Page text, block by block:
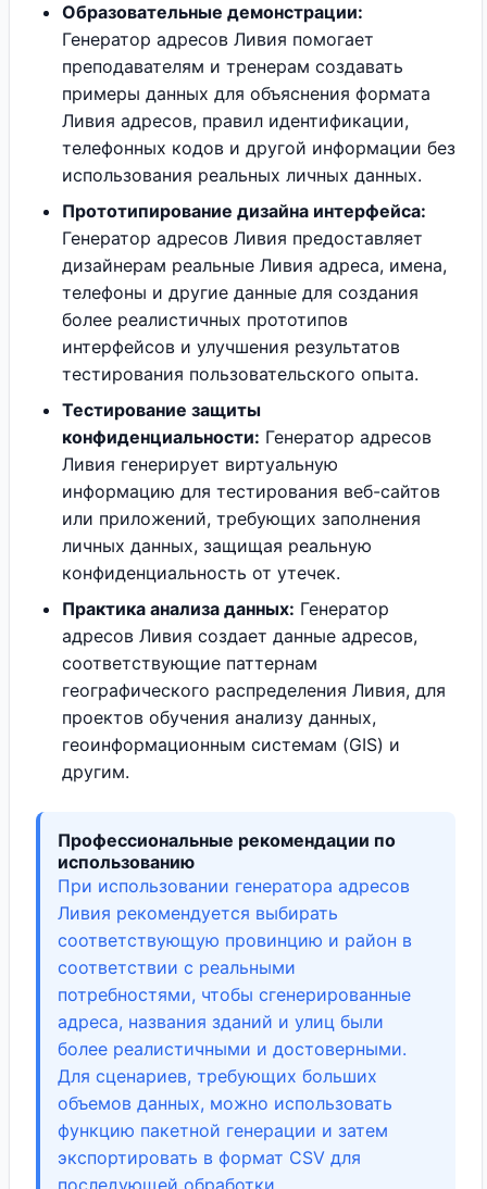
Образовательные демонстрации:
Генератор адресов Ливия помогает
преподавателям и тренерам создавать
примеры данных для объяснения формата
Ливия адресов, правил идентификации,
телефонных кодов и другой информации без
использования реальных личных данных.
Прототипирование дизайна интерфейса:
Генератор адресов Ливия предоставляет
дизайнерам реальные Ливия адреса, имена,
телефоны и другие данные для создания
более реалистичных прототипов
интерфейсов и улучшения результатов
тестирования пользовательского опыта.
Тестирование защиты
конфиденциальности: Генератор адресов
Ливия генерирует виртуальную
информацию для тестирования веб-сайтов
или приложений, требующих заполнения
личных данных, защищая реальную
конфиденциальность от утечек.
Практика анализа данных: Генератор
адресов Ливия создает данные адресов,
соответствующие паттернам
географического распределения Ливия, для
проектов обучения анализу данных,
геоинформационным системам (GIS) и
другим.
Профессиональные рекомендации по
использованию
При использовании генератора адресов
Ливия рекомендуется выбирать
соответствующую провинцию и район в
соответствии с реальными
потребностями, чтобы сгенерированные
адреса, названия зданий и улиц были
более реалистичными и достоверными.
Для сценариев, требующих больших
объемов данных, можно использовать
функцию пакетной генерации и затем
экспортировать в формат CSV для
последующей обработки.